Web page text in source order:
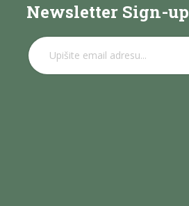
Newsletter Sign-up